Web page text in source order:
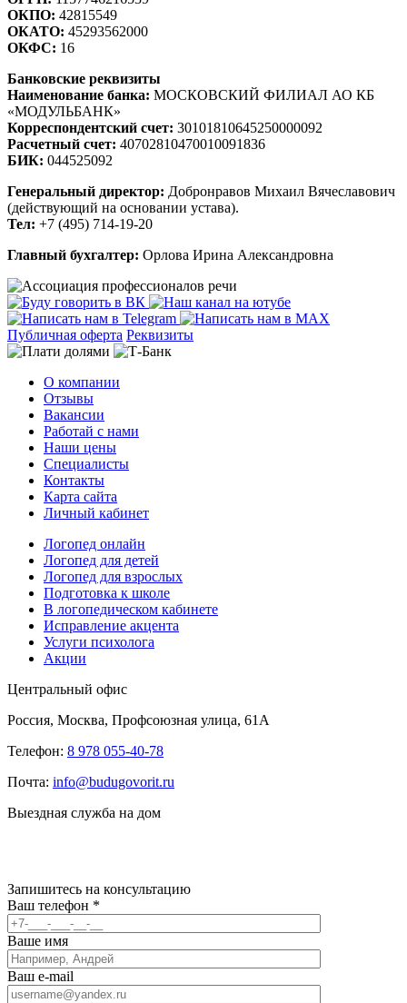
ОКПО: 42815549
ОКАТО: 45293562000
ОКФС: 16
Банковские реквизиты
Наименование банка: МОСКОВСКИЙ ФИЛИАЛ АО КБ
«МОДУЛЬБАНК»
Корреспондентский счет: 30101810645250000092
Расчетный счет: 40702810470010091836
БИК: 044525092
Генеральный директор: Добронравов Михаил Вячеславович
(действующий на основании устава).
Тел: +7 (495) 714-19-20
Главный бухгалтер: Орлова Ирина Александровна
Публичная оферта Реквизиты
О компании
Отзывы
Вакансии
Работай с нами
Наши цены
Специалисты
Контакты
Карта сайта
Личный кабинет
Логопед онлайн
Логопед для детей
Логопед для взрослых
Подготовка к школе
В логопедическом кабинете
Исправление акцента
Услуги психолога
Акции
Центральный офис
Россия, Москва, Профсоюзная улица, 61А
Телефон: 8 978 055-40-78
Почта: info@budugovorit.ru
Выездная служба на дом
Запишитесь на консультацию
Ваш телефон *
Ваше имя
Ваш e-mail